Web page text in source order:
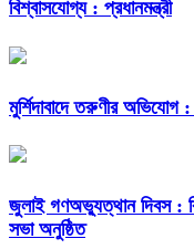
বিশ্বাসযোগ্য : প্রধানমন্ত্রী
মুর্শিদাবাদে তরুণীর অভিযোগ
জুলাই গণঅভ্যুত্থান দিবস :
সভা অনুষ্ঠিত